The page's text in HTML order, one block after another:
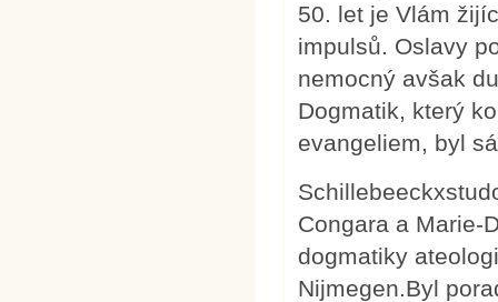
50. let je Vlám
impulsů. Oslavy
nemocný avšak
Dogmatik, který
evangeliem, byl
Congara a Marie-
dogmatiky
Nijmegen.Byl